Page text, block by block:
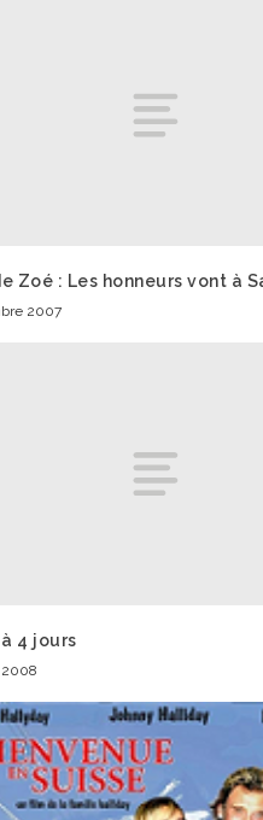
Zoé : Les honneurs vont à
2007
à 4 jours
2008